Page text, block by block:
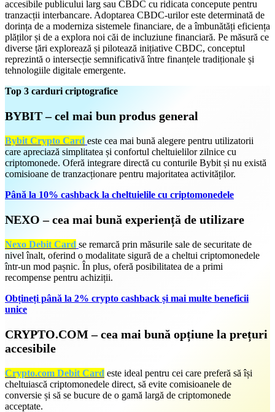
accesibile publicului larg sau CBDC cu ridicata concepute pentru
tranzacții interbancare. Adoptarea CBDC-urilor este determinată de
dorința de a moderniza sistemele financiare, de a îmbunătăți eficiența
plăților și de a explora noi căi de incluziune financiară. Pe măsură ce
diverse țări explorează și pilotează inițiative CBDC, conceptul
reprezintă o intersecție semnificativă între finanțele tradiționale și
tehnologiile digitale emergente.
Top 3 carduri criptografice
BYBIT – cel mai bun produs general
Bybit Crypto Card este cea mai bună alegere pentru utilizatorii
care apreciază simplitatea și confortul cheltuielilor zilnice cu
criptomonede. Oferă integrare directă cu conturile Bybit și nu există
comisioane de tranzacționare pentru majoritatea activităților.
Până la 10% cashback la cheltuielile cu criptomonedele
NEXO – cea mai bună experiență de utilizare
Nexo Debit Card se remarcă prin măsurile sale de securitate de
nivel înalt, oferind o modalitate sigură de a cheltui criptomonedele
într-un mod pașnic. În plus, oferă posibilitatea de a primi
recompense pentru achiziții.
Obțineți până la 2% crypto cashback și mai multe beneficii
unice
CRYPTO.COM – cea mai bună opțiune la prețuri
accesibile
Crypto.com Debit Card este ideal pentru cei care preferă să își
cheltuiască criptomonedele direct, să evite comisioanele de
conversie și să se bucure de o gamă largă de criptomonede
acceptate.